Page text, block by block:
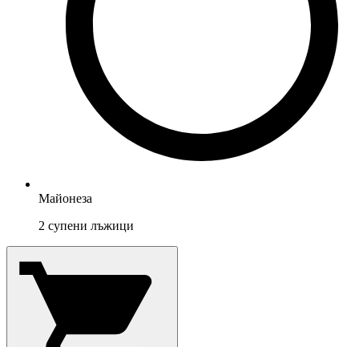
Майонеза
2 супени лъжици